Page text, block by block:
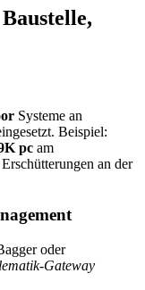
Systeme an
Beispiel:
pc am
an der
oder
Gateway